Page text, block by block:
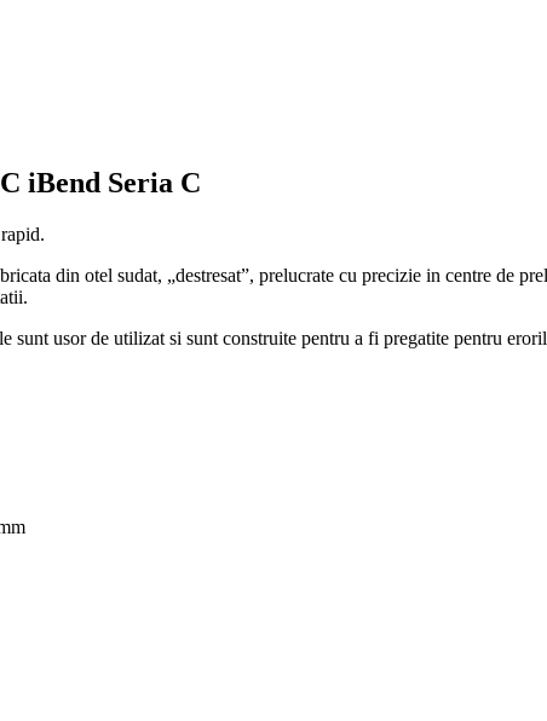
iBend Seria C
din otel sudat, „destresat”, prelucrate cu precizie in centre de
sunt usor de utilizat si sunt construite pentru a fi pregatite pentru